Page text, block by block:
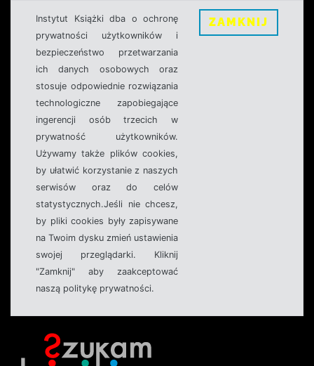
Instytut Książki dba o ochronę
prywatności użytkowników i
bezpieczeństwo przetwarzania
ich danych osobowych oraz
stosuje odpowiednie rozwiązania
technologiczne zapobiegające
ingerencji osób trzecich w
prywatność użytkowników.
Używamy także plików cookies,
by ułatwić korzystanie z naszych
serwisów oraz do celów
statystycznych.Jeśli nie chcesz,
by pliki cookies były zapisywane
na Twoim dysku zmień ustawienia
swojej przeglądarki. Kliknij
"Zamknij" aby zaakceptować
naszą politykę prywatności.
ZAMKNIJ